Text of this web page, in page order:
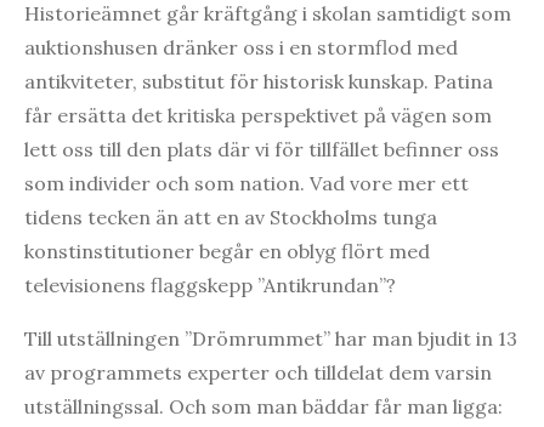
Historieämnet går kräftgång i skolan samtidigt som
auktionshusen dränker oss i en stormflod med
antikviteter, substitut för historisk kunskap. Patina
får ersätta det kritiska perspektivet på vägen som
lett oss till den plats där vi för tillfället befinner oss
som individer och som nation. Vad vore mer ett
tidens tecken än att en av Stockholms tunga
konstinstitutioner begår en oblyg flört med
televisionens flaggskepp ”Antikrundan”?
Till utställningen ”Drömrummet” har man bjudit in 13
av programmets experter och tilldelat dem varsin
utställningssal. Och som man bäddar får man ligga: